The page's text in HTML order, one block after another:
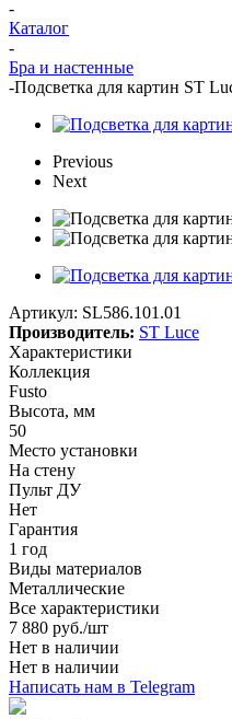
-
Каталог
-
Бра и настенные
-Подсветка для картин ST
Previous
Next
Артикул: SL586.101.01
Производитель: ST Luce
Характеристики
Коллекция
Fusto
Высота, мм
50
Место установки
На стену
Пульт ДУ
Нет
Гарантия
1 год
Виды материалов
Металлические
Все характеристики
7 880 руб./шт
Нет в наличии
Нет в наличии
Написать нам в Telegram